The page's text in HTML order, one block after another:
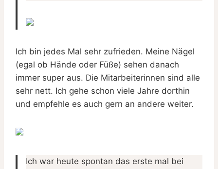
Ich bin jedes Mal sehr zufrieden. Meine Nägel
(egal ob Hände oder Füße) sehen danach
immer super aus. Die Mitarbeiterinnen sind alle
sehr nett. Ich gehe schon viele Jahre dorthin
und empfehle es auch gern an andere weiter.
Ich war heute spontan das erste mal bei